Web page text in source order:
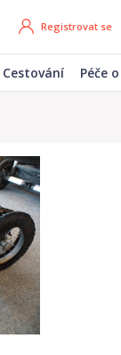
Registrovat se
Cestování Péče